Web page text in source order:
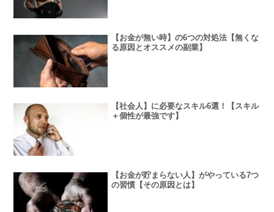
【お金が無い時】の6つの対処法【無くな
る原因とオススメの副業】
【社会人】に必要なスキル6選！【スキル
＋個性が最強です】
【お金が貯まらない人】がやっている7つ
の習慣【その原因とは】